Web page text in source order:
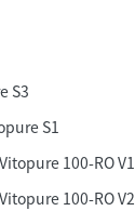
S3
S1
100-RO V1
100-RO V2